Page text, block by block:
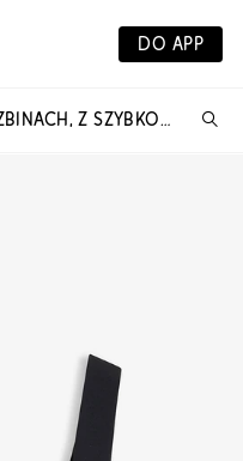
DO APP
BIUSTONOSZ BIKINI NA FISZBINACH, Z SZYBKOSCHNĄCEGO MATERIAŁU I Z WYŚCIEŁANYMI RAMIĄCZKAMI